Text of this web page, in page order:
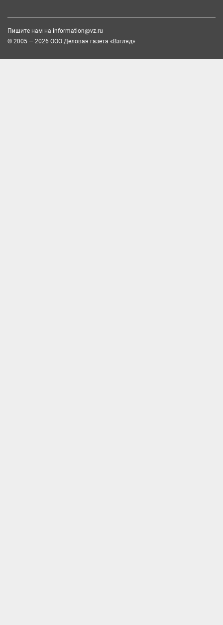
Пишите нам на information@vz.ru
© 2005 — 2026 ООО Деловая газета «Взгляд»